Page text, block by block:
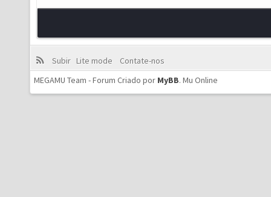
Subir Lite mode
Contate-nos
MEGAMU Team - Forum Criado por MyBB. Mu Online